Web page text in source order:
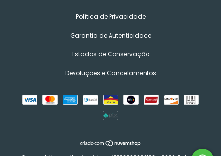
Política de Privacidade
Garantia de Autenticidade
Estados de Conservação
Devoluções e Cancelamentos